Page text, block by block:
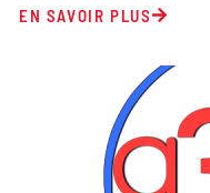
EN SAVOIR PLUS